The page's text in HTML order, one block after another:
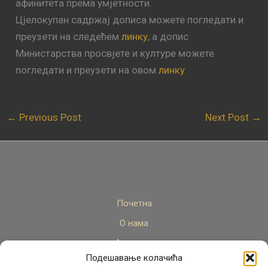
Подешавање колачића
афинитета према умјетности.
Цјелокупан садржај дописа можете погледати и
преузети на следећемлинку, а допис
Министарства просвјете и културе можете
погледати и преузети на овомлинку
← Previous Post Next Post →
Почетна
О нама
Актуелно
Стручни кадар